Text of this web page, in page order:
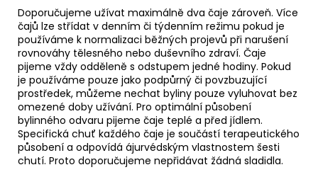
Doporučujeme užívat maximálně dva čaje zároveň. Více
čajů lze střídat v denním či týdenním režimu pokud je
používáme k normalizaci běžných projevů při narušení
rovnováhy tělesného nebo duševního zdraví. Čaje
pijeme vždy odděleně s odstupem jedné hodiny. Pokud
je používáme pouze jako podpůrný či povzbuzující
prostředek, můžeme nechat byliny pouze vyluhovat bez
omezené doby užívání. Pro optimální působení
bylinného odvaru pijeme čaje teplé a před jídlem.
Specifická chuť každého čaje je součástí terapeutického
působení a odpovídá ájurvédským vlastnostem šesti
chutí. Proto doporučujeme nepřidávat žádná sladidla.